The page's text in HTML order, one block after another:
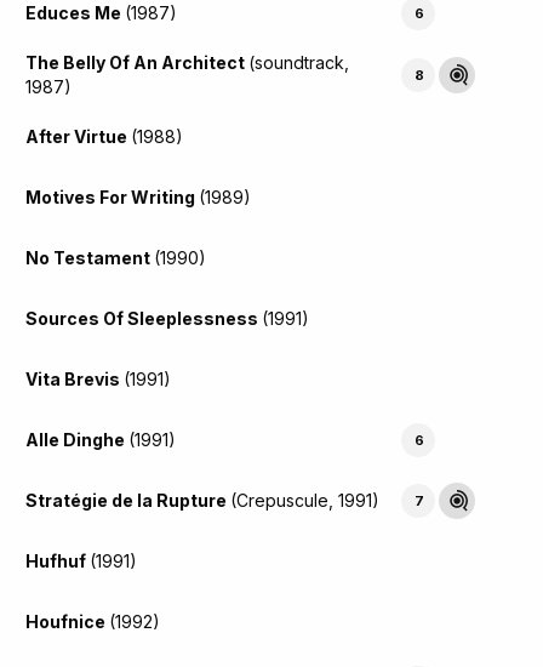
Educes Me (1987) 6
The Belly Of An Architect (soundtrack,
1987)
8
After Virtue (1988)
Motives For Writing (1989)
No Testament (1990)
Sources Of Sleeplessness (1991)
Vita Brevis (1991)
Alle Dinghe (1991) 6
Stratégie de la Rupture (Crepuscule, 1991) 7
Hufhuf (1991)
Houfnice (1992)